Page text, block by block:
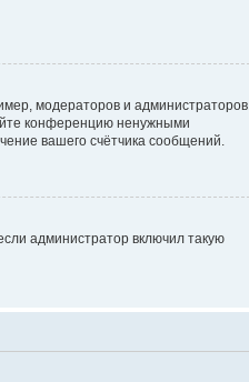
модераторов и администраторов.
конференцию ненужными
вашего счётчика сообщений.
администратор включил такую